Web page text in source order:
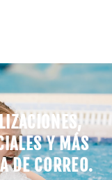
Y MÁS
DE CORREO.